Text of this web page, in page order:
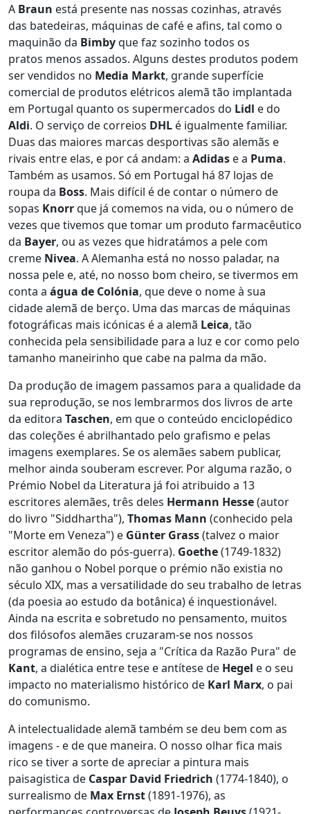
A Braun está presente nas nossas cozinhas, através
das batedeiras, máquinas de café e afins, tal como o
maquinão da Bimbyque faz sozinho todos os
pratos menos assados. Alguns destes produtos podem
ser vendidos no Media Markt, grande superfície
comercial de produtos elétricos alemã tão implantada
em Portugal quanto os supermercados do Lidl e do
Aldi. O serviço de correios DHL é igualmente familiar.
Duas das maiores marcas desportivas são alemãs e
rivais entre elas, e por cá andam: a Adidas e a Puma.
Também as usamos. Só em Portugal há 87 lojas de
roupa da Boss. Mais difícil é de contar o número de
sopas Knorrque já comemos na vida, ou o número de
vezes que tivemos que tomar um produto farmacêutico
da Bayer, ou as vezes que hidratámos a pele com
creme Nivea. A Alemanha está no nosso paladar, na
nossa pele e, até, no nosso bom cheiro, se tivermos em
conta a água de Colónia, que deve o nome à sua
cidade alemã de berço. Uma das marcas de máquinas
fotográficas mais icónicas é a alemã Leica, tão
conhecida pela sensibilidade para a luz e cor como pelo
tamanho maneirinho que cabe na palma da mão.
Da produção de imagem passamos para a qualidade da
sua reprodução, se nos lembrarmos dos livros de arte
da editora Taschen, em que o conteúdo enciclopédico
das coleções é abrilhantado pelo grafismo e pelas
imagens exemplares. Se os alemães sabem publicar,
melhor ainda souberam escrever. Por alguma razão, o
Prémio Nobel da Literatura já foi atribuido a 13
escritores alemães, três deles Hermann Hesse(autor
do livro "Siddhartha"), Thomas Mann (conhecido pela
"Morte em Veneza") e Günter Grass(talvez o maior
escritor alemão do pós-guerra). Goethe(1749-1832)
não ganhou o Nobel porque o prémio não existia no
século XIX, mas a versatilidade do seu trabalho de letras
(da poesia ao estudo da botânica) é inquestionável.
Ainda na escrita e sobretudo no pensamento, muitos
dos filósofos alemães cruzaram-se nos nossos
programas de ensino, seja a "Crítica da Razão Pura" de
Kant, a dialética entre tese e antítese de Hegel e o seu
impacto no materialismo histórico de Karl Marx, o pai
do comunismo.
A intelectualidade alemã também se deu bem com as
imagens - e de que maneira. O nosso olhar fica mais
rico se tiver a sorte de apreciar a pintura mais
paisagistica de Caspar David Friedrich (1774-1840), o
surrealismo de Max Ernst(1891-1976), as